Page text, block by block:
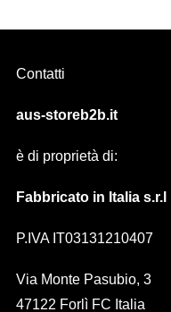
Contatti
aus-storeb2b.it
è di proprietà di:
Fabbricato in Italia s.r.l
P.IVA IT03131210407
Via Monte Pasubio, 3
47122 Forlì FC Italia